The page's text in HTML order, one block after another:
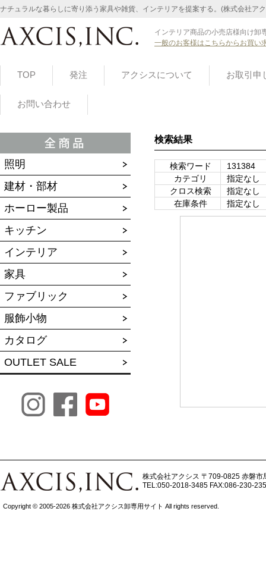
ナチュラルな暮らしに寄り添う家具や雑貨、インテリアを提案する。(株式会社ア
インテリア商品の小売店様向け卸
一般のお客様はこちらからお買い
TOP 発注 アクシスについて お取引申
お問い合わせ
照明
建材・部材
ホーロー製品
キッチン
インテリア
家具
ファブリック
服飾小物
カタログ
OUTLET SALE
検索結果
検索ワード
131384
カテゴリ
指定なし
クロス検索
指定なし
在庫条件
指定なし
株式会社アクシス 〒709-0825 赤磐市
TEL:050-2018-3485 FAX:086-230-
Copyright © 2005-2026 株式会社アクシス卸専用サイト All rights reserved.